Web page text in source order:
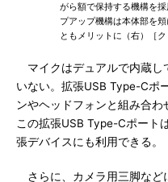
がら額で保持する機構を
プアップ機構は本体部を
ともメリットに（右）［
マイクはデュアルで内蔵し
いない。拡張USB Type-Cポ
ンやヘッドフォンと組み合わ
この拡張USB Type-Cポート
張デバイスにも利用できる。
さらに、カメラ用三脚など